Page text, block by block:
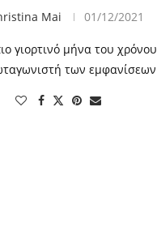
Mai 01/12/2021
γιορτινό μήνα του
των